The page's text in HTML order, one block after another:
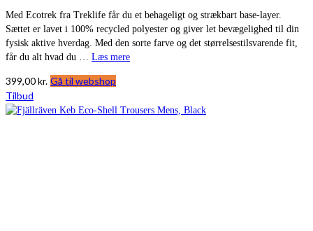
Med Ecotrek fra Treklife får du et behageligt og strækbart base-layer.
Sættet er lavet i 100% recycled polyester og giver let bevægelighed til din
fysisk aktive hverdag. Med den sorte farve og det størrelsestilsvarende fit,
får du alt hvad du … Læs mere
399,00kr. Gå til webshop
Tilbud